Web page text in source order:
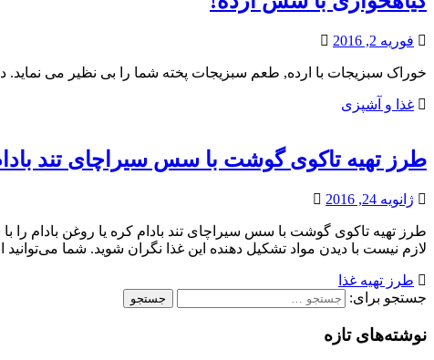
فوریه 2, 2016
خوراک سبزیجات با ارده, طعم سبزیجات پخته شما را بی نظیر می
غذا و آشپزی
طرز تهیه تاکوی گوشت با سس سیراچای تند
ژانویه 24, 2016
طرز تهیه تاکوی گوشت با سس سیراچای تند بادام کره یا روغن بادام را
لازم نیست با دیدن مواد تشکیل دهنده این غذا نگران شوید. شما می‌توانید
طرز تهیه غذا
جستجو برای:
نوشته‌های تازه